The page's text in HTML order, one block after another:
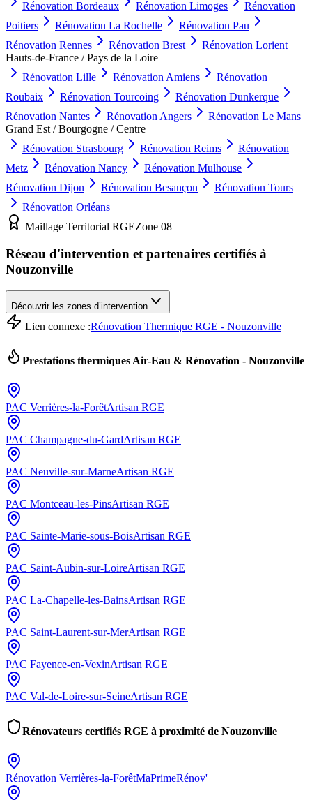
Rénovation Bordeaux Rénovation Limoges
Rénovation
Poitiers
Rénovation La Rochelle Rénovation Pau
Rénovation Rennes Rénovation Brest Rénovation Lorient
Hauts-de-France / Pays de la Loire
Rénovation Lille Rénovation Amiens
Rénovation
Roubaix
Rénovation Tourcoing Rénovation Dunkerque
Rénovation Nantes Rénovation Angers Rénovation Le Mans
Grand Est / Bourgogne / Centre
Rénovation Strasbourg Rénovation Reims
Rénovation
Metz
Rénovation Nancy Rénovation Mulhouse
Rénovation Dijon Rénovation Besançon Rénovation Tours
Rénovation Orléans
Maillage Territorial RGEZone 08
Réseau d'intervention et partenaires certifiés à
Nouzonville
Découvrir les zones d’intervention
Lien connexe :Rénovation Thermique RGE - Nouzonville
Prestations thermiques Air-Eau & Rénovation - Nouzonville
PAC Verrières-la-ForêtArtisan RGE
PAC Champagne-du-GardArtisan RGE
PAC Neuville-sur-MarneArtisan RGE
PAC Montceau-les-PinsArtisan RGE
PAC Sainte-Marie-sous-BoisArtisan RGE
PAC Saint-Aubin-sur-LoireArtisan RGE
PAC La-Chapelle-les-BainsArtisan RGE
PAC Saint-Laurent-sur-MerArtisan RGE
PAC Fayence-en-VexinArtisan RGE
PAC Val-de-Loire-sur-SeineArtisan RGE
Rénovateurs certifiés RGE à proximité de Nouzonville
Rénovation Verrières-la-ForêtMaPrimeRénov'